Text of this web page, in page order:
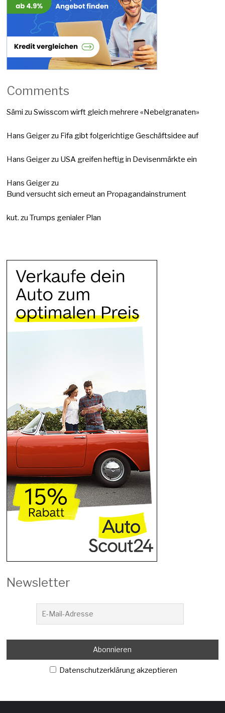
Comments
Sämi zuSwisscom wirft gleich mehrere «Nebelgranaten»
Hans Geigerzu Fifa gibt folgerichtige Geschäftsidee auf
Hans Geigerzu USA greifen heftig in Devisenmärkte ein
Hans Geigerzu
Bund versucht sich erneut an Propagandainstrument
kut. zuTrumps genialer Plan
Newsletter
Datenschutzerklärung akzeptieren